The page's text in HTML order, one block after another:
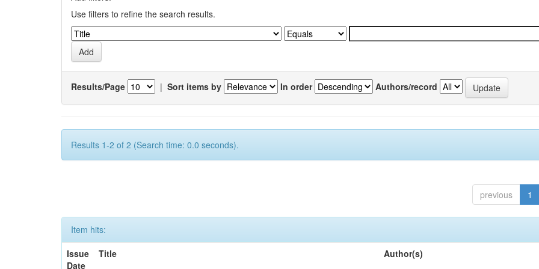
Use filters to refine the search results.
Results/Page | Sort items by In order Authors/record
Results 1-2 of 2 (Search time: 0.0 seconds).
previous 1
Item hits:
Issue
Date
Title Author(s)